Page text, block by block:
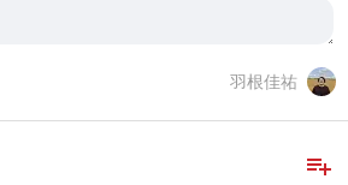
羽根佳祐
playlist_add